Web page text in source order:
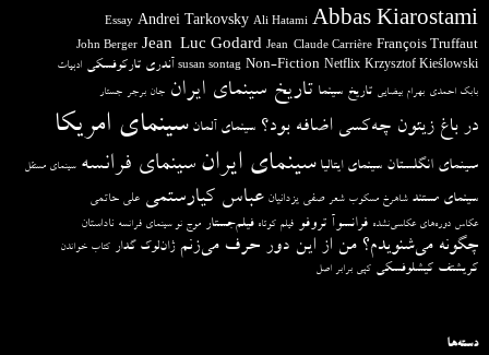
Abbas Kiarostami
Ali Hatami
Andrei Tarkovsky
Essay
François Truffaut
Jean-Claude Carrière
Jean-Luc Godard
John Berger
Krzysztof Kieślowski
Netflix
Non-Fiction
susan sontag آندری تارکوفسکی ادبیات
بابک احمدی بهرام بیضایی تاریخ سینما تاریخ سینمای ایران جان برجر جستار
در باغ زیتون چه‌کسی اضافه بود؟ سینمای آلمان سینمای امریکا
سینمای انگلستان سینمای ایتالیا سینمای ایران سینمای فرانسه سینمای مستقل
سینمای مستند شاهرخ مسکوب شعر صفی یزدانیان عباس کیارستمی علی حاتمی
عکاس دوره‌های عکاسی‌نشده فرانسوآ تروفو فیلم کوتاه فیلم‌جستار موج نو سینمای فرانسه ناداستان
چگونه می‌شنویدم؟ من از این دور حرف می‌زنم ژان‌لوک گدار کتاب خواندن
کریشتف کیشلوفسکی کپی برابر اصل
دسته‌ها